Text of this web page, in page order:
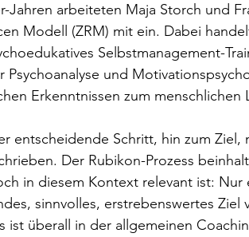
Jahren arbeiteten Maja Storch und
Modell (ZRM) mit ein. Dabei
Selbstmanagement-
Psychoanalyse und
Erkenntnissen zum menschlichen
entscheidende Schritt, hin zum
Der Rubikon-Prozess
in diesem Kontext relevant ist: Nur
sinnvolles, erstrebenswertes
ist überall in der allgemeinen